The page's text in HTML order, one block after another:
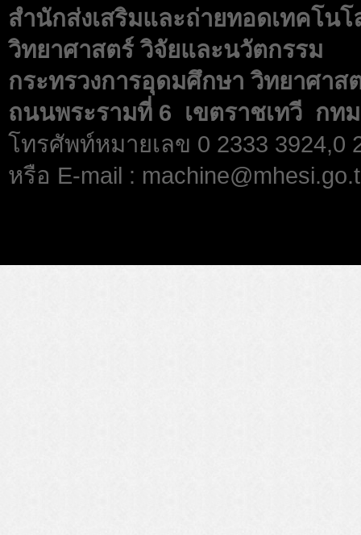
สำนักส่งเสริมและถ่ายทอดเทคโน
วิทยาศาสตร์ วิจัยและนวัตกรรม
กระทรวงการอุดมศึกษา วิทยาศาส
ถนนพระรามที่ 6 เขตราชเทวี กทม
โทรศัพท์หมายเลข 0 2333 3924,0
หรือ E-mail :